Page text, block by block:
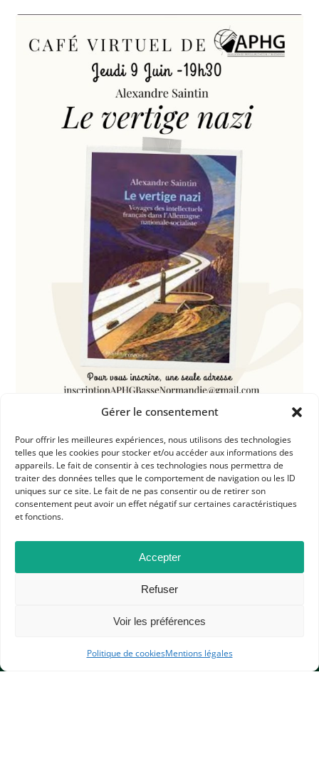
Gérer le consentement
Pour offrir les meilleures expériences, nous utilisons des technologies
telles que les cookies pour stocker et/ou accéder aux informations des
appareils. Le fait de consentir à ces technologies nous permettra de
traiter des données telles que le comportement de navigation ou les ID
uniques sur ce site. Le fait de ne pas consentir ou de retirer son
consentement peut avoir un effet négatif sur certaines caractéristiques
et fonctions.
Accepter
Refuser
Voir les préférences
Politique de cookiesMentions légales
Dans les catégories
RESSOURCES
HISTOIRE CONTEMPORAINE
CAFÉS VIRTUELS
LYCÉE GÉNÉRAL ET TECHNOLOGIQUE